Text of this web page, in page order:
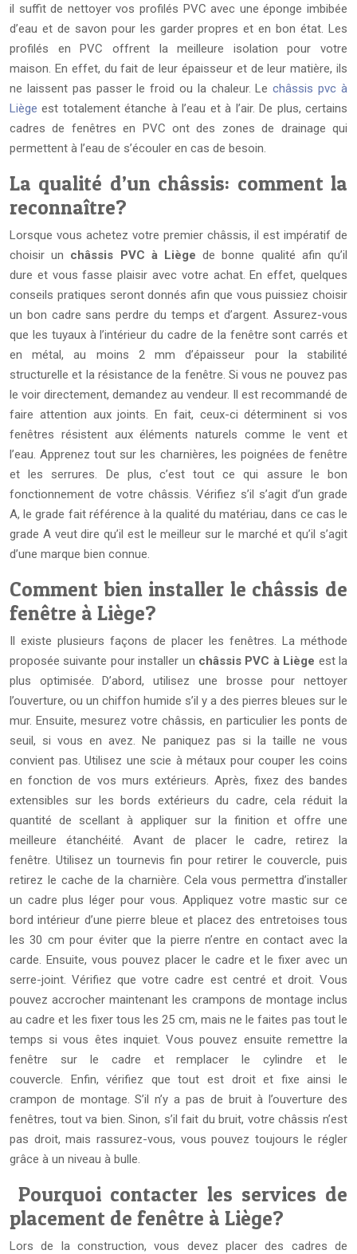
il suffit de nettoyer vos profilés PVC avec une éponge imbibée
d’eau et de savon pour les garder propres et en bon état. Les
profilés en PVC offrent la meilleure isolation pour votre
maison. En effet, du fait de leur épaisseur et de leur matière, ils
ne laissent pas passer le froid ou la chaleur. Lechâssis pvc à
Liège est totalement étanche à l’eau et à l’air. De plus, certains
cadres de fenêtres en PVC ont des zones de drainage qui
permettent à l’eau de s’écouler en cas de besoin.
La qualité d’un châssis: comment la
reconnaître?
Lorsque vous achetez votre premier châssis, il est impératif de
choisir un châssis PVC à Liège de bonne qualité afin qu’il
dure et vous fasse plaisir avec votre achat. En effet, quelques
conseils pratiques seront donnés afin que vous puissiez choisir
un bon cadre sans perdre du temps et d’argent. Assurez-vous
que les tuyaux à l’intérieur du cadre de la fenêtre sont carrés et
en métal, au moins 2 mm d’épaisseur pour la stabilité
structurelle et la résistance de la fenêtre. Si vous ne pouvez pas
le voir directement, demandez au vendeur. Il est recommandé de
faire attention aux joints. En fait, ceux-ci déterminent si vos
fenêtres résistent aux éléments naturels comme le vent et
l’eau. Apprenez tout sur les charnières, les poignées de fenêtre
et les serrures. De plus, c’est tout ce qui assure le bon
fonctionnement de votre châssis. Vérifiez s’il s’agit d’un grade
A, le grade fait référence à la qualité du matériau, dans ce cas le
grade A veut dire qu’il est le meilleur sur le marché et qu’il s’agit
d’une marque bien connue.
Comment bien installer le châssis de
fenêtre à Liège?
Il existe plusieurs façons de placer les fenêtres. La méthode
proposée suivante pour installer un châssis PVC à Liège est la
plus optimisée. D’abord, utilisez une brosse pour nettoyer
l’ouverture, ou un chiffon humide s’il y a des pierres bleues sur le
mur. Ensuite, mesurez votre châssis, en particulier les ponts de
seuil, si vous en avez. Ne paniquez pas si la taille ne vous
convient pas. Utilisez une scie à métaux pour couper les coins
en fonction de vos murs extérieurs. Après, fixez des bandes
extensibles sur les bords extérieurs du cadre, cela réduit la
quantité de scellant à appliquer sur la finition et offre une
meilleure étanchéité. Avant de placer le cadre, retirez la
fenêtre. Utilisez un tournevis fin pour retirer le couvercle, puis
retirez le cache de la charnière. Cela vous permettra d’installer
un cadre plus léger pour vous. Appliquez votre mastic sur ce
bord intérieur d’une pierre bleue et placez des entretoises tous
les 30 cm pour éviter que la pierre n’entre en contact avec la
carde. Ensuite, vous pouvez placer le cadre et le fixer avec un
serre-joint. Vérifiez que votre cadre est centré et droit. Vous
pouvez accrocher maintenant les crampons de montage inclus
au cadre et les fixer tous les 25 cm, mais ne le faites pas tout le
temps si vous êtes inquiet. Vous pouvez ensuite remettre la
fenêtre sur le cadre et remplacer le cylindre et le
couvercle. Enfin, vérifiez que tout est droit et fixe ainsi le
crampon de montage. S’il n’y a pas de bruit à l’ouverture des
fenêtres, tout va bien. Sinon, s’il fait du bruit, votre châssis n’est
pas droit, mais rassurez-vous, vous pouvez toujours le régler
grâce à un niveau à bulle.
Pourquoi contacter les services de
placement de fenêtre à Liège?
Lors de la construction, vous devez placer des cadres de